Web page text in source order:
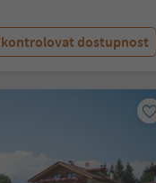
dostupnost